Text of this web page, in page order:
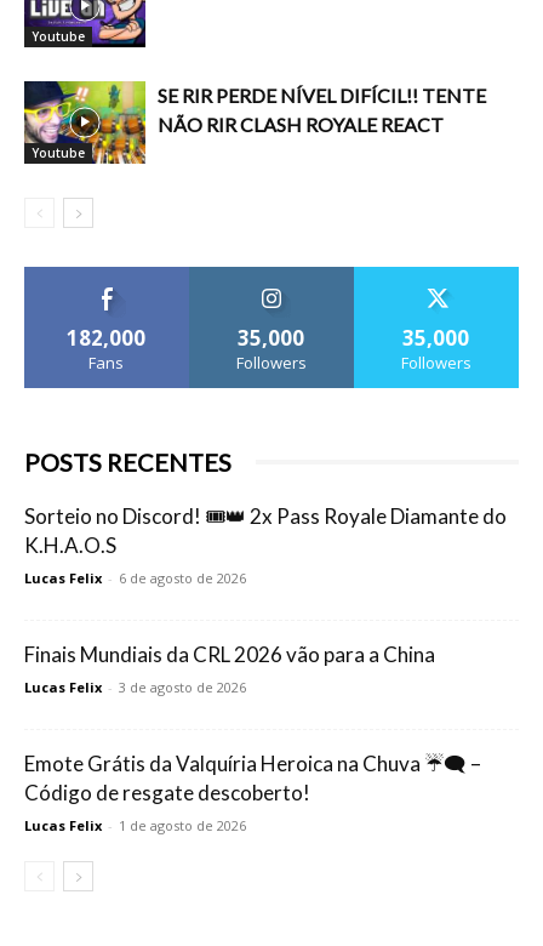
Youtube
Youtube
SE RIR PERDE NÍVEL DIFÍCIL!! TENTE
NÃO RIR CLASH ROYALE REACT
182,000
Fans
35,000
Followers
35,000
Followers
POSTS RECENTES
Sorteio no Discord! 🎟️👑 2x Pass Royale Diamante do
K.H.A.O.S
Lucas Felix - 6 de agosto de 2026
Finais Mundiais da CRL 2026 vão para a China
Lucas Felix - 3 de agosto de 2026
Emote Grátis da Valquíria Heroica na Chuva ☔🗨️ –
Código de resgate descoberto!
Lucas Felix - 1 de agosto de 2026